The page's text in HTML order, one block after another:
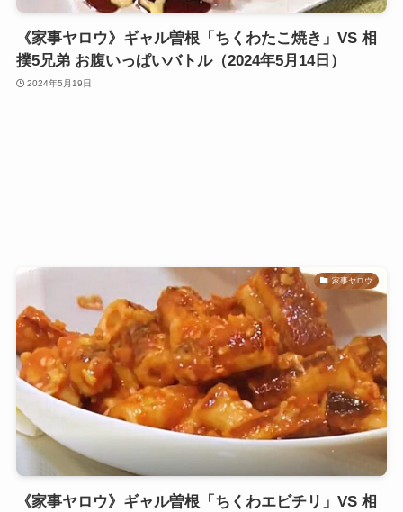
《家事ヤロウ》ギャル曽根「ちくわたこ焼き」VS 相
撲5兄弟 お腹いっぱいバトル（2024年5月14日）
2024年5月19日
家事ヤロウ
《家事ヤロウ》ギャル曽根「ちくわエビチリ」VS 相